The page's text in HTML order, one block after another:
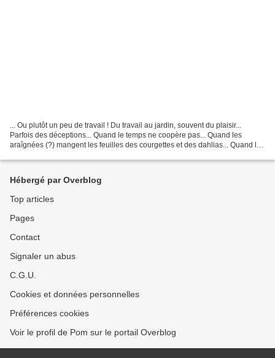
... Ou plutôt un peu de travail ! Du travail au jardin, souvent du plaisir...
Parfois des déceptions... Quand le temps ne coopère pas... Quand les
araîgnées (?) mangent les feuilles des courgettes et des dahlias... Quand les
Hébergé par Overblog
Top articles
Pages
Contact
Signaler un abus
C.G.U.
Cookies et données personnelles
Préférences cookies
Voir le profil de Pom sur le portail Overblog